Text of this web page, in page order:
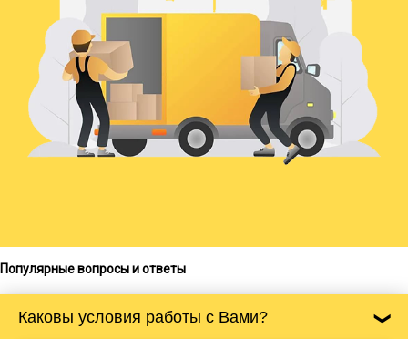
Популярные вопросы и ответы
Каковы условия работы с Вами?